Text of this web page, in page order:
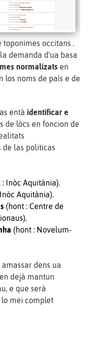
toponimes occitans .
demanda d'ua basa
normalizats en
los noms de país e de
entà identificar e
de lòcs en foncion de
de las politicas
: Inòc Aquitània).
Aquitània).
(hont : Centre de
(hont : Novelum-
dens ua
dejà mantun
e que serà
mei complet